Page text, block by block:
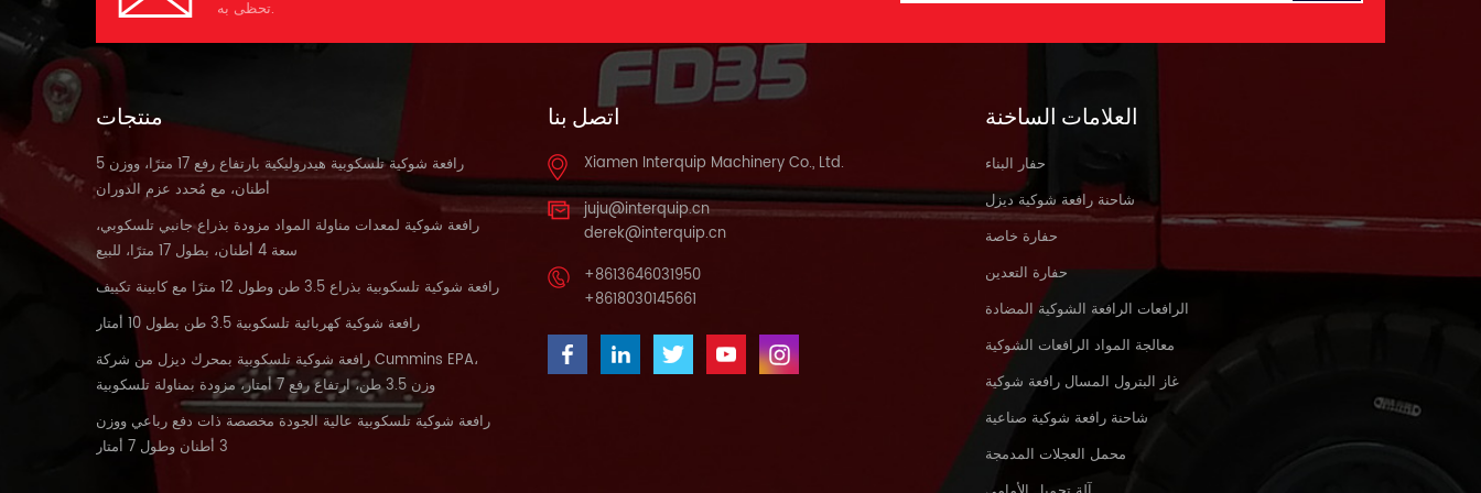
تحظى به.
منتجات
رافعة شوكية تلسكوبية هيدروليكية بارتفاع رفع 17 مترًا، ووزن 5
أطنان، مع مُحدد عزم الدوران
رافعة شوكية لمعدات مناولة المواد مزودة بذراع جانبي تلسكوبي،
سعة 4 أطنان، بطول 17 مترًا، للبيع
رافعة شوكية تلسكوبية بذراع 3.5 طن وطول 12 مترًا مع كابينة تكييف
رافعة شوكية كهربائية تلسكوبية 3.5 طن بطول 10 أمتار
رافعة شوكية تلسكوبية بمحرك ديزل من شركة Cummins EPA،
وزن 3.5 طن، ارتفاع رفع 7 أمتار، مزودة بمناولة تلسكوبية
رافعة شوكية تلسكوبية عالية الجودة مخصصة ذات دفع رباعي ووزن
3 أطنان وطول 7 أمتار
اتصل بنا
Xiamen Interquip Machinery Co., Ltd.
juju@interquip.cn
derek@interquip.cn
+8613646031950
+8618030145661
العلامات الساخنة
حفار البناء
شاحنة رافعة شوكية ديزل
حفارة خاصة
حفارة التعدين
الرافعات الرافعة الشوكية المضادة
معالجة المواد الرافعات الشوكية
غاز البترول المسال رافعة شوكية
شاحنة رافعة شوكية صناعية
محمل العجلات المدمجة